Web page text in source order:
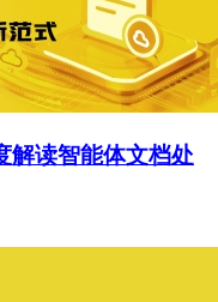
解读智能体文档处